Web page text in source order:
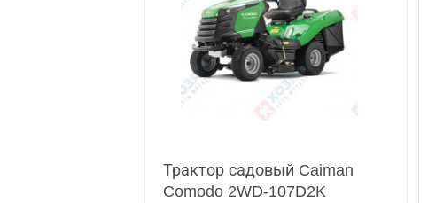
Трактор садовый Caiman
Comodo 2WD-107D2K